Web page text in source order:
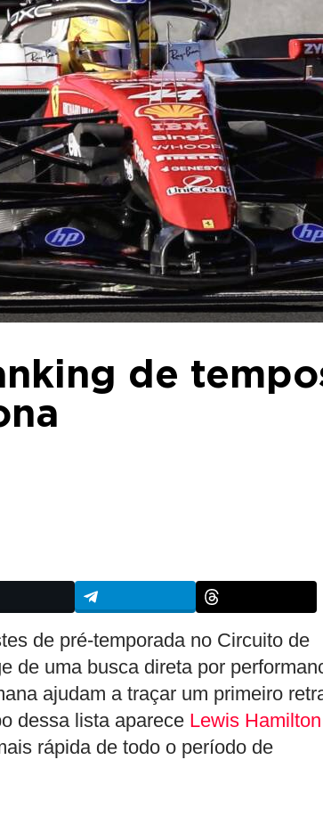
de
de pré-temporada no Circuito de
de uma busca direta por
ajudam a traçar um primeiro
dessa lista aparece Lewis Hamilton
rápida de todo o período de